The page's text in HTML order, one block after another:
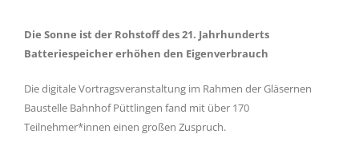
Die Sonne ist der Rohstoff des 21. Jahrhunderts
Batteriespeicher erhöhen den Eigenverbrauch
Die digitale Vortragsveranstaltung im Rahmen der Gläsernen
Baustelle Bahnhof Püttlingen fand mit über 170
Teilnehmer*innen einen großen Zuspruch.